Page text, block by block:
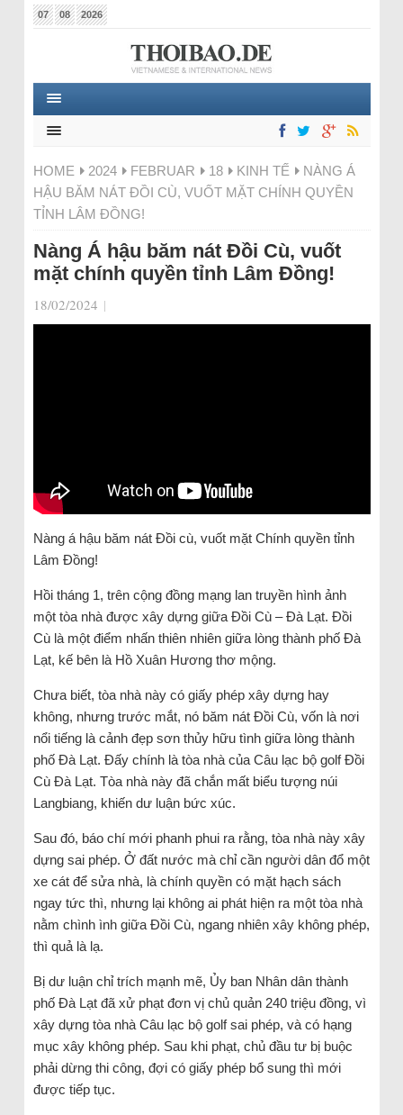
07 08 2026
HOME 2024 FEBRUAR 18 KINH TẾ
NÀNG Á
HẬU BĂM NÁT ĐỒI CÙ, VUỐT MẶT CHÍNH QUYỀN
TỈNH LÂM ĐỒNG!
Nàng Á hậu băm nát Đồi Cù, vuốt
mặt chính quyền tỉnh Lâm Đồng!
18/02/2024 |
Nàng á hậu băm nát Đồi cù, vuốt mặt Chính quyền tỉnh
Lâm Đồng!
Hồi tháng 1, trên cộng đồng mạng lan truyền hình ảnh
một tòa nhà được xây dựng giữa Đồi Cù – Đà Lạt. Đồi
Cù là một điểm nhấn thiên nhiên giữa lòng thành phố Đà
Lạt, kế bên là Hồ Xuân Hương thơ mộng.
Chưa biết, tòa nhà này có giấy phép xây dựng hay
không, nhưng trước mắt, nó băm nát Đồi Cù, vốn là nơi
nổi tiếng là cảnh đẹp sơn thủy hữu tình giữa lòng thành
phố Đà Lạt. Đấy chính là tòa nhà của Câu lạc bộ golf Đồi
Cù Đà Lạt. Tòa nhà này đã chắn mất biểu tượng núi
Langbiang, khiến dư luận bức xúc.
Sau đó, báo chí mới phanh phui ra rằng, tòa nhà này xây
dựng sai phép. Ở đất nước mà chỉ cần người dân đổ một
xe cát để sửa nhà, là chính quyền có mặt hạch sách
ngay tức thì, nhưng lại không ai phát hiện ra một tòa nhà
nằm chình ình giữa Đồi Cù, ngang nhiên xây không phép,
thì quả là lạ.
Bị dư luận chỉ trích mạnh mẽ, Ủy ban Nhân dân thành
phố Đà Lạt đã xử phạt đơn vị chủ quản 240 triệu đồng, vì
xây dựng tòa nhà Câu lạc bộ golf sai phép, và có hạng
mục xây không phép. Sau khi phạt, chủ đầu tư bị buộc
phải dừng thi công, đợi có giấy phép bổ sung thì mới
được tiếp tục.